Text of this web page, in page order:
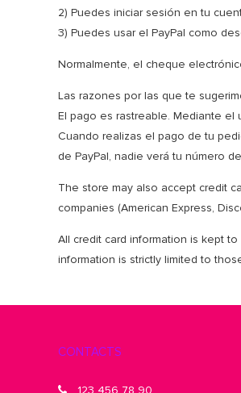
2) Puedes iniciar sesión en tu
3) Puedes usar el PayPal como
Normalmente, el cheque
Las razones por las que te
El pago es rastreable. Mediante
Cuando realizas el pago de tu
de PayPal, nadie verá tu número
The store may also accept credit
companies (American Express,
All credit card information is kept
information is strictly limited to
CONTACTS
123 456 78 90